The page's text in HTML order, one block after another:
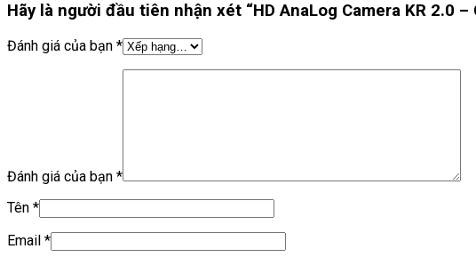
Hãy là người đầu tiên nhận xét “HD AnaLog Camera KR 2.0 –
Đánh giá của bạn *
Đánh giá của bạn *
Tên *
Email *